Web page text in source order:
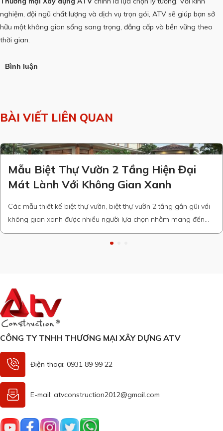
nghiệm, đội ngũ chất lượng và dịch vụ trọn gói, ATV sẽ giúp bạn sở
hữu một không gian sống sang trọng, đẳng cấp và bền vững theo
thời gian.
Bình luận
BÀI VIẾT LIÊN QUAN
Mẫu Biệt Thự Vườn 2 Tầng Hiện Đại
Mát Lành Với Không Gian Xanh
Các mẫu thiết kế biệt thự vườn, biệt thự vườn 2 tầng gần gũi với
không gian xanh được nhiều người lựa chọn nhằm mang đến
một không gian sống yên bình, tiện nghi nhưng đầy sang trọng.
Phải chăng sự xô bồ của cuộc sống cộng hưởng thêm ồn ào
CÔNG TY TNHH THƯƠNG MẠI XÂY DỰNG ATV
Điện thoại: 0931 89 99 22
E-mail: atvconstruction2012@gmail.com